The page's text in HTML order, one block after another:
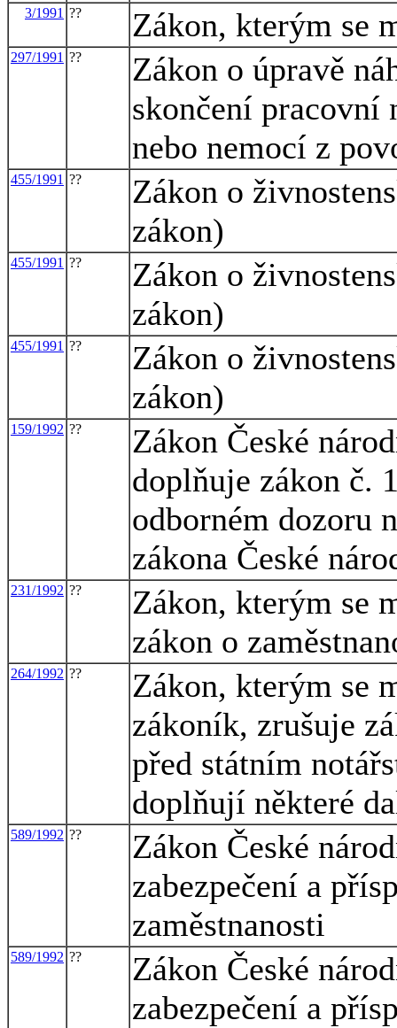
3/1991 ?? Zákon, kterým se
297/1991 ??
Zákon o úpravě
skončení pracovní
nebo nemocí z
455/1991 ??
Zákon o
zákon)
455/1991 ??
Zákon o
zákon)
455/1991 ??
Zákon o
zákon)
159/1992 ??
Zákon České
doplňuje zákon č.
odborném dozoru
zákona České
231/1992 ??
Zákon, kterým se
zákon o
264/1992 ??
Zákon, kterým se
zákoník, zrušuje
před státním
doplňují některé
589/1992 ??
Zákon České
zabezpečení a
zaměstnanosti
589/1992 ??
Zákon České
zabezpečení a